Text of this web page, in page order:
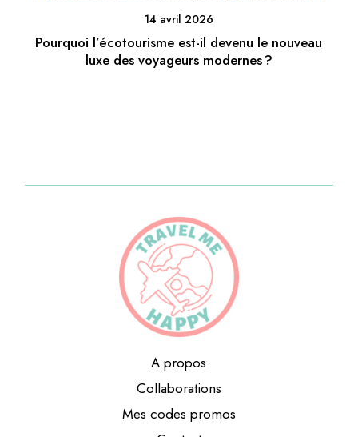
14 avril 2026
Pourquoi l’écotourisme est-il devenu le nouveau
luxe des voyageurs modernes ?
A propos
Collaborations
Mes codes promos